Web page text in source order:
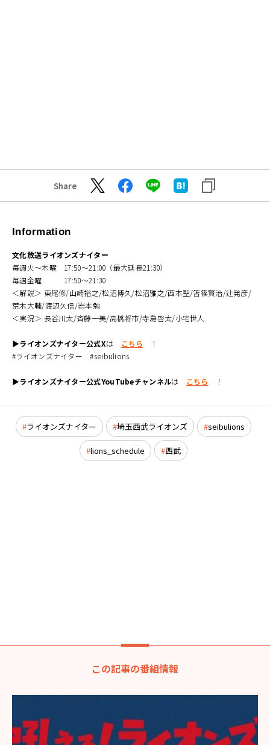
Share
Information
文化放送ライオンズナイター
毎週火～木曜 17:50～21:00（最大延長21:30）
毎週金曜 17:50～21:30
＜解説＞ 東尾修/山崎裕之/松沼博久/松沼雅之/西本聖/笘篠賢治/辻発彦/
荒木大輔/渡辺久信/岩本勉
＜実況＞ 長谷川太/斉藤一美/高橋将市/寺島啓太/小宅世人
▶ライオンズナイター公式Xは こちら ！
#ライオンズナイター #seibulions
▶ライオンズナイター公式YouTubeチャンネルは こちら ！
ライオンズナイター 埼玉西武ライオンズ seibulions
lions_schedule 西武
この記事の番組情報